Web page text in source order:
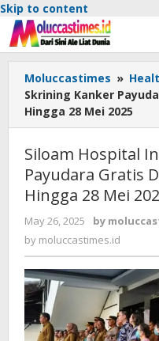
Skip to content
Moluccastimes »
Skrining Kanker
Hingga 28 Mei 2025
Siloam Hospital
Payudara Gratis
Hingga 28 Mei
May 26, 2025 by
by moluccastimes.id